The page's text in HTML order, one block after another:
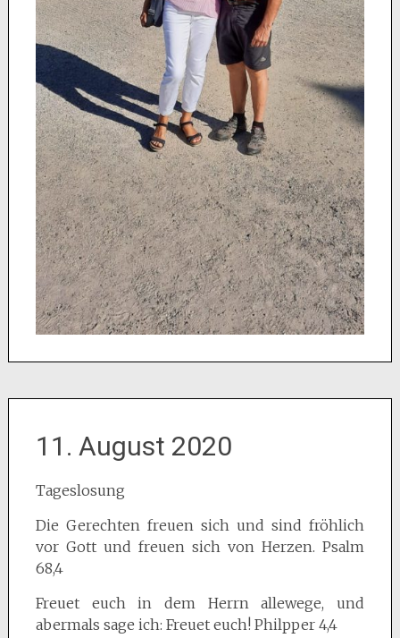
11. August 2020
Tageslosung
Die Gerechten freuen sich und sind fröhlich
vor Gott und freuen sich von Herzen. Psalm
68,4
Freuet euch in dem Herrn allewege, und
abermals sage ich: Freuet euch! Philpper 4,4